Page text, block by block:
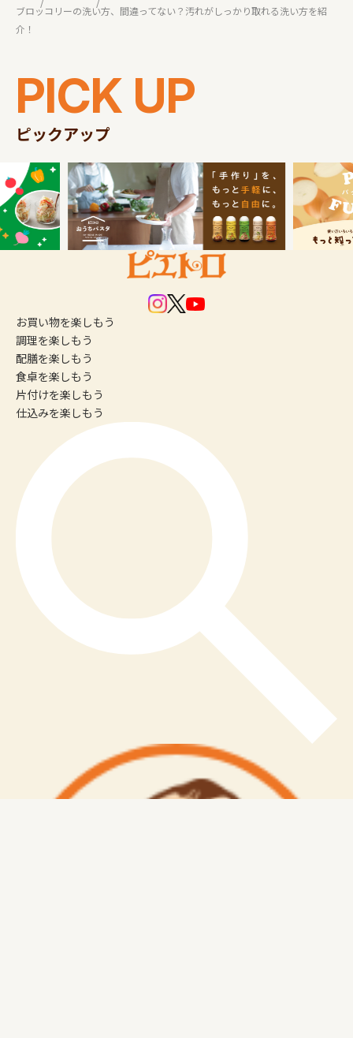
ブロッコリーの洗い方、間違ってない？汚れがしっかり取れる洗い方を紹
介！
PICK UP
ピックアップ
お買い物を楽しもう
調理を楽しもう
配膳を楽しもう
食卓を楽しもう
片付けを楽しもう
仕込みを楽しもう